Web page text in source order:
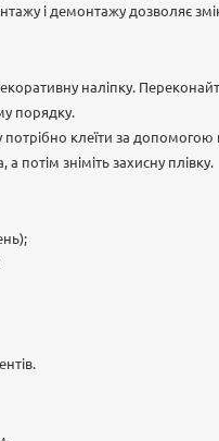
і демонтажу дозволяє
наліпку.
порядку.
клеїти за допомогою
потім зніміть захисну плівку.